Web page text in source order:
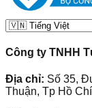
Công ty TNHH
Địa chỉ: Số 35,
Thuận, Tp Hồ